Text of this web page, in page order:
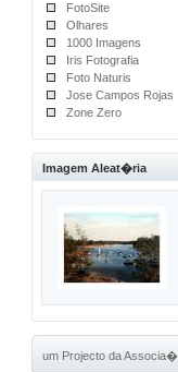
FotoSite
Olhares
1000 Imagens
Iris Fotografia
Foto Naturis
Jose Campos Rojas
Zone Zero
Imagem Aleat�ria
um Projecto da